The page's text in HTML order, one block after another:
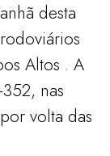
desta
Altos . A
nas
volta das